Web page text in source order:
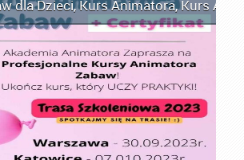
dla Dzieci,Kurs Animatora,Kurs